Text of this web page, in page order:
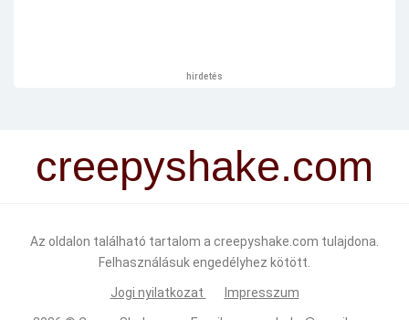
hirdetés
creepyshake.com
Az oldalon található tartalom a creepyshake.com tulajdona.
Felhasználásuk engedélyhez kötött.
Jogi nyilatkozat Impresszum